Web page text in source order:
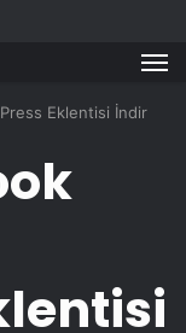
Eklentisi v1.0.3
Eklentisi İndir